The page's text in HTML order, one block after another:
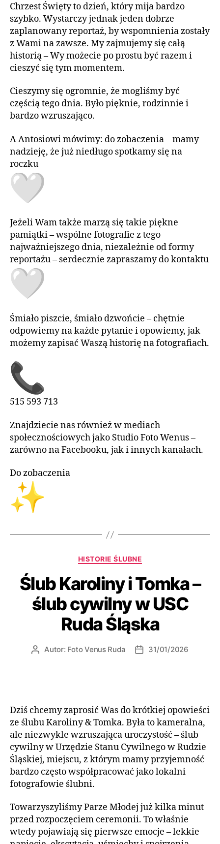
Chrzest Święty to dzień, który mija bardzo
szybko. Wystarczy jednak jeden dobrze
zaplanowany reportaż, by wspomnienia zostały
z Wami na zawsze. My zajmujemy się całą
historią – Wy możecie po prostu być razem i
cieszyć się tym momentem.
Cieszymy się ogromnie, że mogliśmy być
częścią tego dnia. Było pięknie, rodzinnie i
bardzo wzruszająco.
A Antosiowi mówimy: do zobaczenia – mamy
nadzieję, że już niedługo spotkamy się na
roczku
Jeżeli Wam także marzą się takie piękne
pamiątki – wspólne fotografie z tego
najważniejszego dnia, niezależnie od formy
reportażu – serdecznie zapraszamy do kontaktu
Śmiało piszcie, śmiało dzwońcie – chętnie
odpowiemy na każde pytanie i opowiemy, jak
możemy zapisać Waszą historię na fotografiach.
515 593 713
Znajdziecie nas również w mediach
społecznościowych jako Studio Foto Wenus –
zarówno na Facebooku, jak i innych kanałach.
Do zobaczenia
HISTORIE ŚLUBNE
Ślub Karoliny i Tomka –
ślub cywilny w USC
Ruda Śląska
Autor: Foto Venus Ruda 31/01/2026
Dziś chcemy zaprosić Was do krótkiej opowieści
ze ślubu Karoliny & Tomka. Była to kameralna,
ale niezwykle wzruszająca uroczystość – ślub
cywilny w Urzędzie Stanu Cywilnego w Rudzie
Śląskiej, miejscu, z którym mamy przyjemność
bardzo często współpracować jako lokalni
fotografowie ślubni.
Towarzyszyliśmy Parze Młodej już kilka minut
przed rozpoczęciem ceremonii. To właśnie
wtedy pojawiają się pierwsze emocje – lekkie